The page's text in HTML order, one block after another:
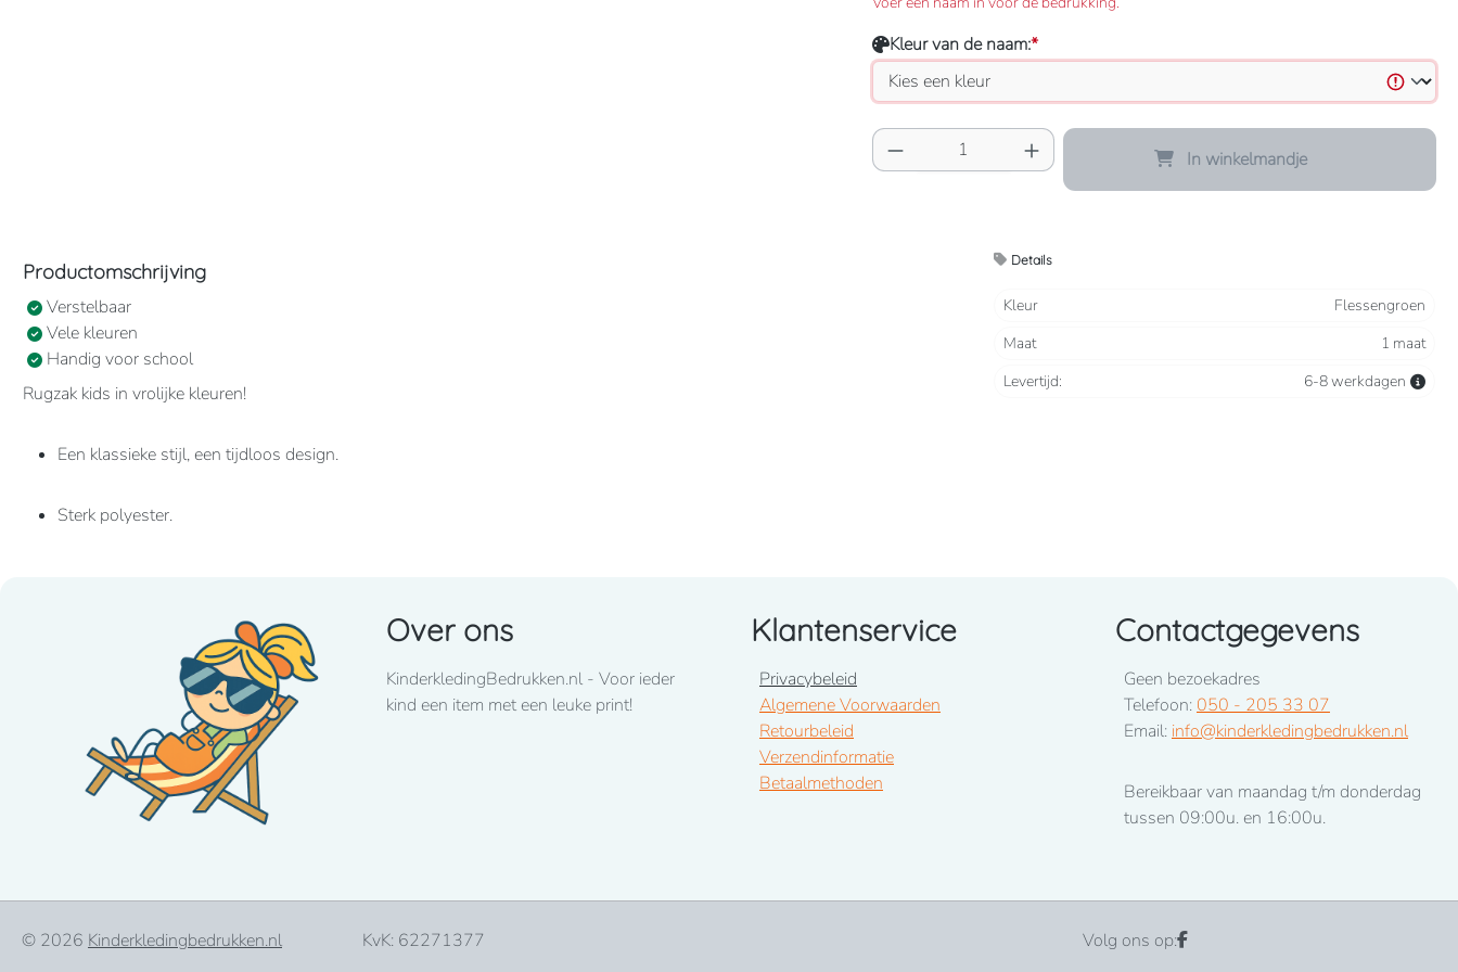
Kleur van de naam:*
Producthoeveelheid: Voer de gewenste
In winkelmandje
Productomschrijving
Verstelbaar
Vele kleuren
Handig voor school
Rugzak kids in vrolijke kleuren!
Een klassieke stijl, een tijdloos design.
Sterk polyester.
390 grams / polyester
Gewatteerde achterkant, aanpasbare gewatteerde schouderriemen, handgreep, ritszak opzij.
Details
Kleur
Flessengroen
Maat
1 maat
Levertijd:
6-8 werkdagen
Over ons
KinderkledingBedrukken.nl - Voor ieder
kind een item met een leuke print!
Klantenservice
Privacybeleid
Algemene Voorwaarden
Retourbeleid
Verzendinformatie
Betaalmethoden
Contactgegevens
Geen bezoekadres
Telefoon: 050 - 205 33 07
Email: info@kinderkledingbedrukken.nl
Bereikbaar van maandag t/m donderdag
tussen 09:00u. en 16:00u.
© 2026 Kinderkledingbedrukken.nl KvK: 62271377 Volg ons op: